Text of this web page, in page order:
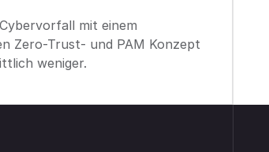
mit einem
Zero-Trust- und PAM Konzept
weniger.